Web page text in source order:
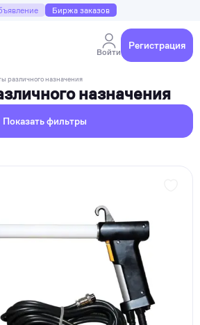
Биржа заказов
Войти
Регистрация
различного назначения
назначения
Показать фильтры